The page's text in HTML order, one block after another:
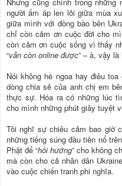
người ấm áp len lỏi giữa mùa
giữa mình với đồng bào bên
chỉ còn cảm ơn cuộc đời cho
còn cảm ơn cuộc sống vì thấy
“vẫn còn online được” – à, vậy
Nói không hề ngoa hay điêu
dòng chia sẻ của anh chị em
thực sự. Hóa ra có những lúc
cho mình những phút giây tuyệt
Tôi nghĩ sự chiêu cảm bao giờ
những tiếng súng đầu tiên nổ
Phật để “hồi hướng” cho không
mà còn cho cả nhân dân
vào cuộc chiến tranh phi nghĩa.